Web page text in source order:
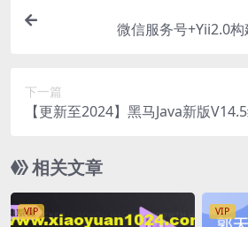
微信服务号+Yii2.0
下一篇
【更新至2024】黑马Java新版
相关文章
VIP VIP